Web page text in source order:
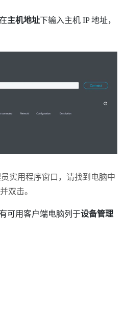
主机地址下输入主机 IP 地址，
实用程序窗口，请找到电脑中
并双击。
可用客户端电脑列于设备管理